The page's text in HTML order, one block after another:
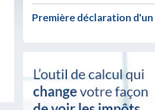
Première déclaration